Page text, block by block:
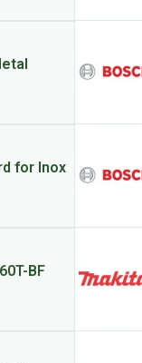
for Inox
BF